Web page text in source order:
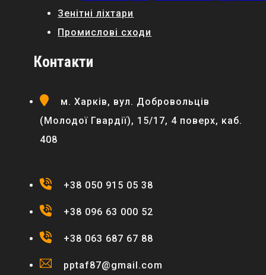
Зенітні ліхтари
Промислові сходи
Контакти
м. Харків, вул. Добровольців
(Молодої Гвардії), 15/17, 4 поверх, каб.
408
+38 050 915 05 38
+38 096 63 000 52
+38 063 687 67 88
pptaf87@gmail.com